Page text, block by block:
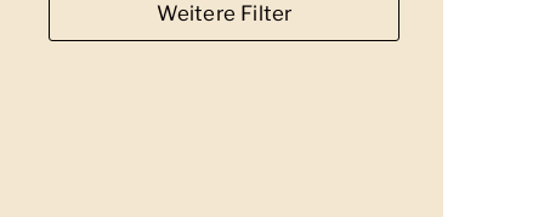
Weitere Filter